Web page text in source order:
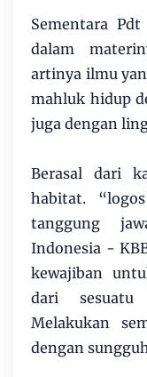
Sementara
dalam
artinya ilmu
mahluk hidup
juga dengan
Berasal dari
habitat.
tanggung
Indonesia -
kewajiban
dari sesuatu
Melakukan
dengan